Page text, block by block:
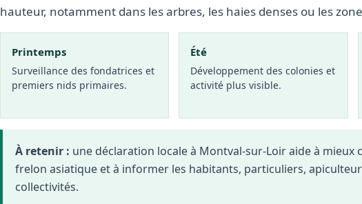
hauteur, notamment dans les arbres, les haies denses ou les
Printemps
Surveillance des fondatrices et
premiers nids primaires.
Été
Développement des colonies et
activité plus visible.
À retenir : une déclaration locale à Montval-sur-Loir aide à mieux
frelon asiatique et à informer les habitants, particuliers,
collectivités.